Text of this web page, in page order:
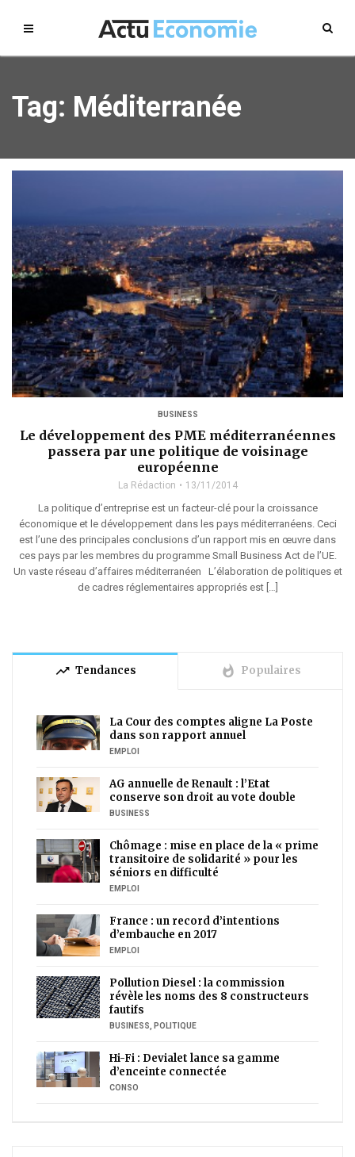
Tag: Méditerranée
BUSINESS
Le développement des PME méditerranéennes
passera par une politique de voisinage
européenne
La Rédaction 13/11/2014
La politique d’entreprise est un facteur-clé pour la croissance
économique et le développement dans les pays méditerranéens. Ceci
est l’une des principales conclusions d’un rapport mis en œuvre dans
ces pays par les membres du programme Small Business Act de l’UE.
Un vaste réseau d’affaires méditerranéen L’élaboration de politiques et
de cadres réglementaires appropriés est […]
trending_up Tendances whatshot Populaires
La Cour des comptes aligne La Poste
dans son rapport annuel
EMPLOI
AG annuelle de Renault : l’Etat
conserve son droit au vote double
BUSINESS
Chômage : mise en place de la « prime
transitoire de solidarité » pour les
séniors en difficulté
EMPLOI
France : un record d’intentions
d’embauche en 2017
EMPLOI
Pollution Diesel : la commission
révèle les noms des 8 constructeurs
fautifs
BUSINESS POLITIQUE
Hi-Fi : Devialet lance sa gamme
d’enceinte connectée
CONSO